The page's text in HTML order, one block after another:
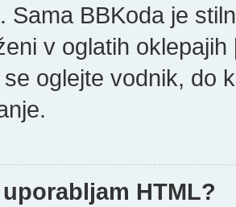
Sama BBKoda je
v oglatih
oglejte vodnik, do
HTML?